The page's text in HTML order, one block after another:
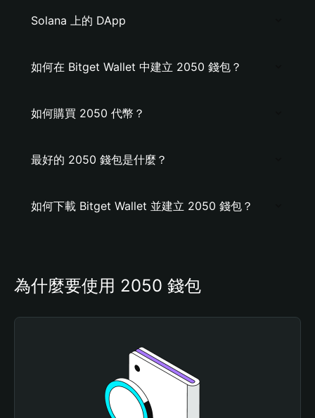
Solana 上的 DApp
如何在 Bitget Wallet 中建立 2050 錢包？
如何購買 2050 代幣？
最好的 2050 錢包是什麼？
如何下載 Bitget Wallet 並建立 2050 錢包？
為什麼要使用 2050 錢包